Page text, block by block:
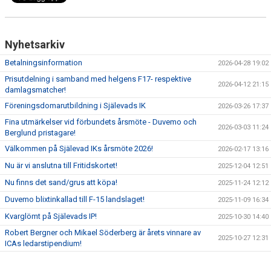
Nyhetsarkiv
Betalningsinformation 2026-04-28 19:02
Prisutdelning i samband med helgens F17- respektive
damlagsmatcher!
2026-04-12 21:15
Föreningsdomarutbildning i Själevads IK 2026-03-26 17:37
Fina utmärkelser vid förbundets årsmöte - Duvemo och
Berglund pristagare!
2026-03-03 11:24
Välkommen på Själevad IKs årsmöte 2026! 2026-02-17 13:16
Nu är vi anslutna till Fritidskortet! 2025-12-04 12:51
Nu finns det sand/grus att köpa! 2025-11-24 12:12
Duvemo blixtinkallad till F-15 landslaget! 2025-11-09 16:34
Kvarglömt på Själevads IP! 2025-10-30 14:40
Robert Bergner och Mikael Söderberg är årets vinnare av
ICAs ledarstipendium!
2025-10-27 12:31